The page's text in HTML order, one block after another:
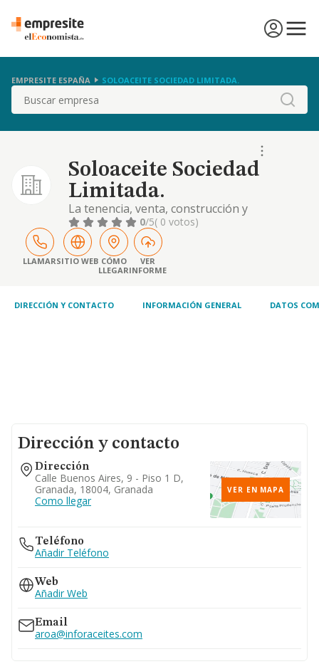
EMPRESITE ESPAÑA SOLOACEITE SOCIEDAD LIMITADA.
Buscar
Soloaceite Sociedad
Limitada.
La tenencia, venta, construcción y
explotación en cualquier régimen de bienes
muebles y inmuebles. cnae. 6831. la tenencia
de participaciones y acciones de otras
sociedades. la participación directa o
indirectamente en el capital social de otras
0/5( 0 votos)
LLAMARSITIO WEB CÓMO
LLEGAR
VER
INFORME
DIRECCIÓN Y CONTACTO INFORMACIÓN GENERAL DATOS
Dirección y contacto
Dirección
Calle Buenos Aires, 9 - Piso 1 D,
Granada, 18004, Granada
Como llegar
VER EN MAPA
Teléfono
Añadir Teléfono
Web
Añadir Web
Email
aroa@inforaceites.com